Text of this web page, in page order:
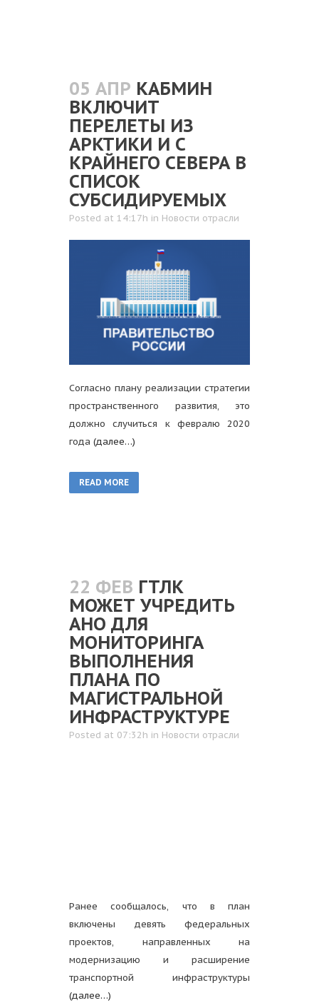
05 АПР КАБМИН
ВКЛЮЧИТ
ПЕРЕЛЕТЫ ИЗ
АРКТИКИ И С
КРАЙНЕГО СЕВЕРА В
СПИСОК
СУБСИДИРУЕМЫХ
Posted at 14:17h in Новости отрасли
Согласно плану реализации стратегии
пространственного развития, это
должно случиться к февралю 2020
года (далее…)
READ MORE
22 ФЕВ ГТЛК
МОЖЕТ УЧРЕДИТЬ
АНО ДЛЯ
МОНИТОРИНГА
ВЫПОЛНЕНИЯ
ПЛАНА ПО
МАГИСТРАЛЬНОЙ
ИНФРАСТРУКТУРЕ
Posted at 07:32h in Новости отрасли
Ранее сообщалось, что в план
включены девять федеральных
проектов, направленных на
модернизацию и расширение
транспортной инфраструктуры
(далее…)